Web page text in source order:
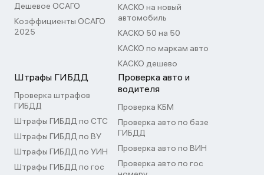
Дешевое ОСАГО
Коэффициенты ОСАГО
2025
КАСКО на новый
автомобиль
КАСКО 50 на 50
КАСКО по маркам авто
КАСКО дешево
Штрафы ГИБДД
Проверка штрафов
ГИБДД
Штрафы ГИБДД по СТС
Штрафы ГИБДД по ВУ
Штрафы ГИБДД по УИН
Штрафы ГИБДД по гос
Проверка авто и
водителя
Проверка КБМ
Проверка авто по базе
ГИБДД
Проверка авто по ВИН
Проверка авто по гос